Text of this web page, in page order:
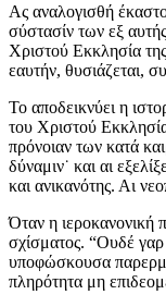
Ας αναλογισθή
σύστασίν των εξ
Χριστού Εκκλησία
εαυτήν, θυσιάζεται,
Το αποδεικνύει η
του Χριστού
πρόνοιαν των κατά
δύναμιν˙ και αι
και ανικανότης. Αι
Όταν η ιεροκανονική
σχίσματος. “Ουδέ γαρ
υποφώσκουσα
πληρότητα μη